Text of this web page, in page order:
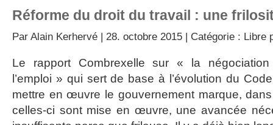
Réforme du droit du travail : une
Par Alain Kerhervé | 28. octobre 2015 | Catégorie : Libre
Le rapport Combrexelle sur « la
l’emploi » qui sert de base à l’évolution du
mettre en œuvre le gouvernement marque,
celles-ci sont mise en œuvre, une avancée